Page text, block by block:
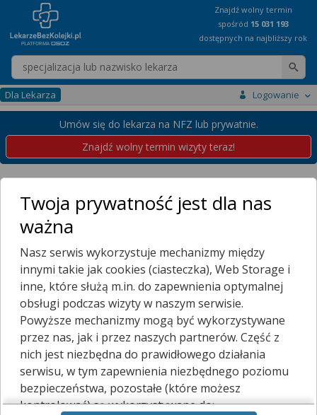
Znajdź wolny termin
spośród 15 031 193
dostępnych na najbliższy rok
Wpisz nazwę lekarza
Dla Lekarza Logowanie
Umów się do lekarza na NFZ lub prywatnie.
Znajdź wolny termin wizyty teraz!
Placówki
Przychodnie w Szczecinie
Pogodno
Wybierz dzielnicę
BABIN
BARNUCIN
BEZRZECZE
BŁĘDÓW
BOLESZYCE
BOLINKO
BUKOWO
BYSTRZYK
CIEŚNIK
Twoja prywatność jest dla nas
ważna
Nasz serwis wykorzystuje mechanizmy między
innymi takie jak cookies (ciasteczka), Web Storage i
inne, które służą m.in. do zapewnienia optymalnej
obsługi podczas wizyty w naszym serwisie.
Powyższe mechanizmy mogą być wykorzystywane
przez nas, jak i przez naszych partnerów. Część z
nich jest niezbędna do prawidłowego działania
serwisu, w tym zapewnienia niezbędnego poziomu
bezpieczeństwa, pozostałe (które możesz
kontrolować) są wykorzystywane do: